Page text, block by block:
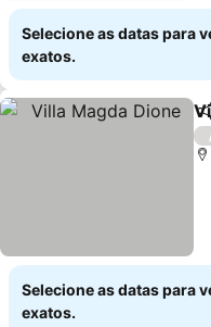
Selecione as datas para
exatos.
Selecione as datas para
exatos.